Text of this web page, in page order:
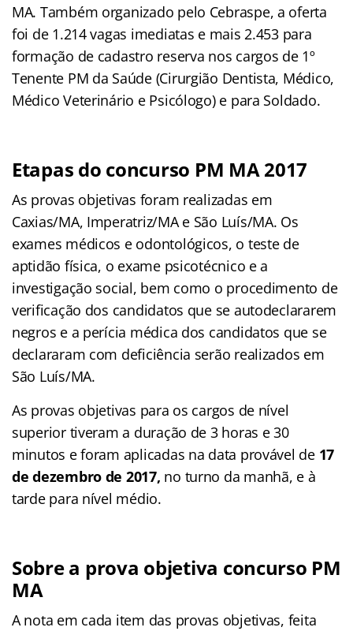
MA. Também organizado pelo Cebraspe, a oferta
foi de 1.214 vagas imediatas e mais 2.453 para
formação de cadastro reserva nos cargos de 1º
Tenente PM da Saúde (Cirurgião Dentista, Médico,
Médico Veterinário e Psicólogo) e para Soldado.
Etapas do concurso PM MA 2017
As provas objetivas foram realizadas em
Caxias/MA, Imperatriz/MA e São Luís/MA. Os
exames médicos e odontológicos, o teste de
aptidão física, o exame psicotécnico e a
investigação social, bem como o procedimento de
verificação dos candidatos que se autodeclararem
negros e a perícia médica dos candidatos que se
declararam com deficiência serão realizados em
São Luís/MA.
As provas objetivas para os cargos de nível
superior tiveram a duração de 3 horas e 30
minutos e foram aplicadas na data provável de17
de dezembro de 2017, no turno da manhã, e à
tarde para nível médio.
Sobre a prova objetiva concurso PM
MA
A nota em cada item das provas objetivas, feita